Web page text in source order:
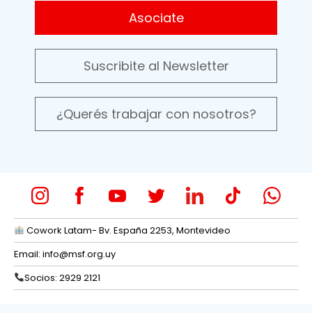
Asociate
Suscribite al Newsletter
¿Querés trabajar con nosotros?
Cowork Latam- Bv. España 2253, Montevideo
Email: info@msf.org.uy
Socios: 2929 2121